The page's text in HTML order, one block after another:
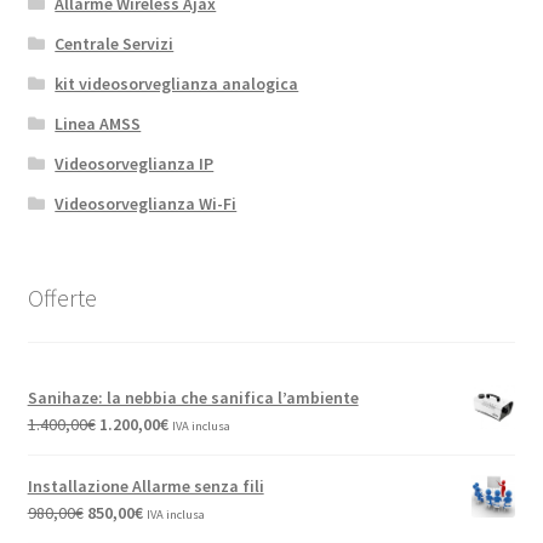
Centrale Servizi
kit videosorveglianza analogica
Linea AMSS
Videosorveglianza IP
Videosorveglianza Wi-Fi
Offerte
Sanihaze: la nebbia che sanifica l’ambiente
1.400,00€ Il
originale
era:
1.400,00€.
1.200,00€IlIVA inclusa
Installazione Allarme senza fili
980,00€ Il850,00€IlIVA inclusa